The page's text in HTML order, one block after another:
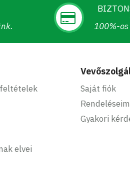
100%-
elvei
Saját fiók
Rendeléseim
Gyakori